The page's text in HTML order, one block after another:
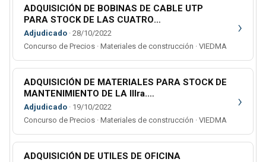
ADQUISICIÓN DE BOBINAS DE CABLE UTP
PARA STOCK DE LAS CUATRO
CIRCUNSCRIPCIONES JUDICIALES
Adjudicado · 28/10/2022
Concurso de Precios · Materiales de construcción · VIEDMA
›
ADQUISICIÓN DE MATERIALES PARA STOCK DE
MANTENIMIENTO DE LA IIIra.
CIRCUNSCRIPCIÓN JUDICIAL - 2do. Llamado -
Adjudicado · 19/10/2022
Concurso de Precios · Materiales de construcción · VIEDMA
›
ADQUISICIÓN DE UTILES DE OFICINA